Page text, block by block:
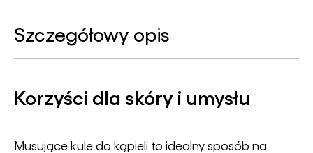
Szczegółowy opis
Korzyści dla skóry i umysłu
Musujące kule do kąpieli to idealny sposób na